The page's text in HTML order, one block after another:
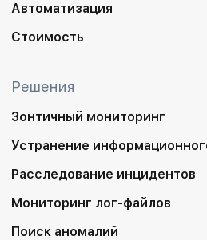
Автоматизация
Стоимость
Решения
Зонтичный мониторинг
Устранение
Расследование инцидентов
Мониторинг лог-файлов
Поиск аномалий